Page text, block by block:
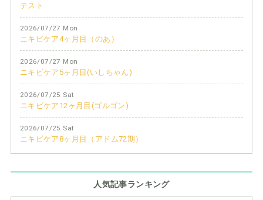
テスト
2026/07/27 Mon
ニキビケア4ヶ月目（のあ）
2026/07/27 Mon
ニキビケア5ヶ月目(いしちゃん)
2026/07/25 Sat
ニキビケア12ヶ月目(ゴルゴン)
2026/07/25 Sat
ニキビケア8ヶ月目（アドム72期）
人気記事ランキング